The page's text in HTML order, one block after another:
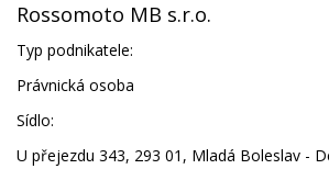
Rossomoto MB s.r.o.
Typ podnikatele:
Právnická osoba
Sídlo:
U přejezdu 343, 293 01, Mladá Boleslav -